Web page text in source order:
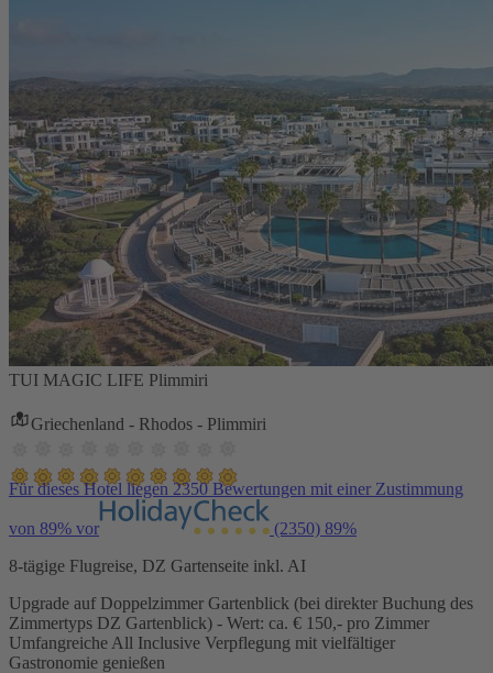
TUI MAGIC LIFE Plimmiri
Griechenland - Rhodos - Plimmiri
Für dieses Hotel liegen 2350 Bewertungen mit einer Zustimmung
von 89% vor (2350) 89%
8-tägige Flugreise, DZ Gartenseite inkl. AI
Upgrade auf Doppelzimmer Gartenblick (bei direkter Buchung des
Zimmertyps DZ Gartenblick) - Wert: ca. € 150,- pro Zimmer
Umfangreiche All Inclusive Verpflegung mit vielfältiger
Gastronomie genießen